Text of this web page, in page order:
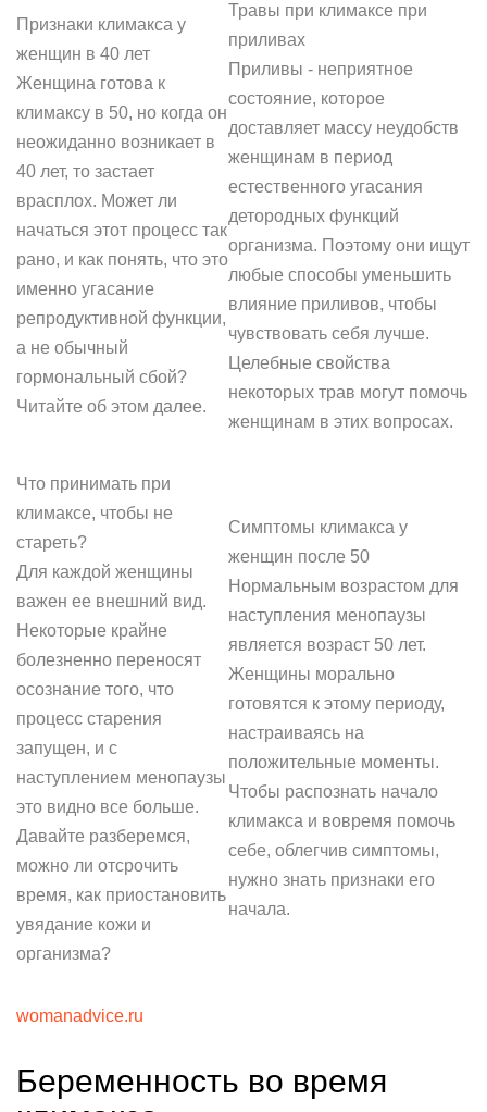
Признаки климакса у
женщин в 40 лет
Женщина готова к
климаксу в 50, но когда он
неожиданно возникает в
40 лет, то застает
врасплох. Может ли
начаться этот процесс так
рано, и как понять, что это
именно угасание
репродуктивной функции,
а не обычный
гормональный сбой?
Читайте об этом далее.
Травы при климаксе при
приливах
Приливы - неприятное
состояние, которое
доставляет массу неудобств
женщинам в период
естественного угасания
детородных функций
организма. Поэтому они ищут
любые способы уменьшить
влияние приливов, чтобы
чувствовать себя лучше.
Целебные свойства
некоторых трав могут помочь
женщинам в этих вопросах.
Что принимать при
климаксе, чтобы не
стареть?
Для каждой женщины
важен ее внешний вид.
Некоторые крайне
болезненно переносят
осознание того, что
процесс старения
запущен, и с
наступлением менопаузы
это видно все больше.
Давайте разберемся,
можно ли отсрочить
время, как приостановить
увядание кожи и
организма?
Симптомы климакса у
женщин после 50
Нормальным возрастом для
наступления менопаузы
является возраст 50 лет.
Женщины морально
готовятся к этому периоду,
настраиваясь на
положительные моменты.
Чтобы распознать начало
климакса и вовремя помочь
себе, облегчив симптомы,
нужно знать признаки его
начала.
womanadvice.ru
Беременность во время